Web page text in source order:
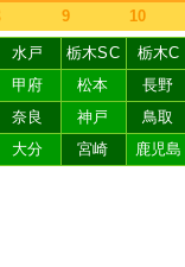
9 10
水戸 栃木SC 栃木C
甲府 松本 長野
奈良 神戸 鳥取
大分 宮崎 鹿児島